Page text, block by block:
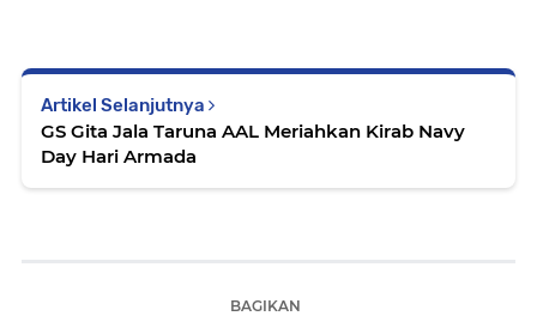
Artikel Selanjutnya
GS Gita Jala Taruna AAL Meriahkan Kirab Navy
Day Hari Armada
BAGIKAN